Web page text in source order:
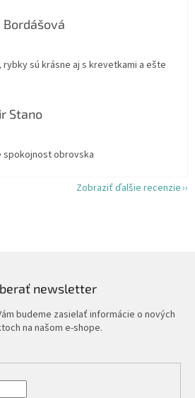
obchodu je 5 z 5 hviezdičiek.
sú krásne aj s krevetkami a ešte
Stano
obchodu je 5 z 5 hviezdičiek.
obrovska
Zobraziť ďalšie recenzie
newsletter
budeme zasielať informácie o nových
na našom e-shope.